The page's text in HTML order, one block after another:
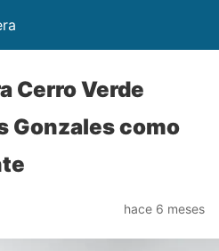
Cerro Verde
Gonzales como
hace 6 meses